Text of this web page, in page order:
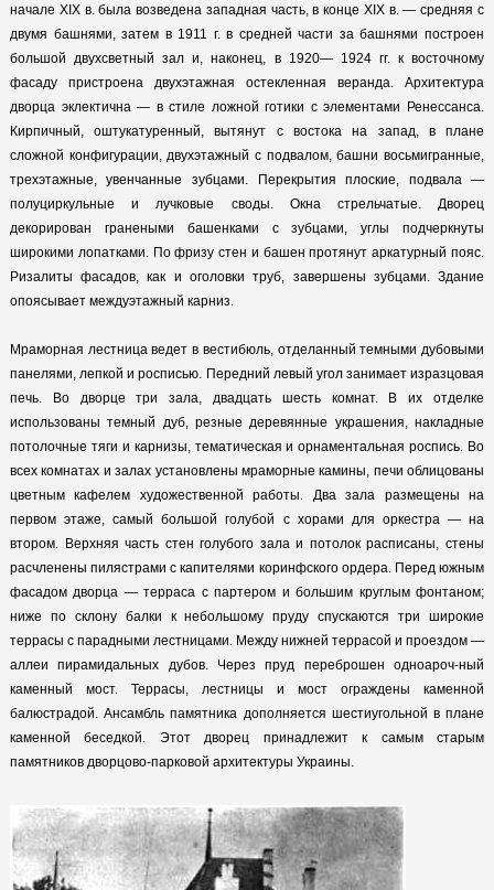
начале XIX в. была возведена западная часть, в конце XIX в. — средняя с
двумя башнями, затем в 1911 г. в средней части за башнями построен
большой двухсветный зал и, наконец, в 1920— 1924 гг. к восточному
фасаду пристроена двухэтажная остекленная веранда. Архитектура
дворца эклектична — в стиле ложной готики с элементами Ренессанса.
Кирпичный, оштукатуренный, вытянут с востока на запад, в плане
сложной конфигурации, двухэтажный с подвалом, башни восьмигранные,
трехэтажные, увенчанные зубцами. Перекрытия плоские, подвала —
полуциркульные и лучковые своды. Окна стрельчатые. Дворец
декорирован гранеными башенками с зубцами, углы подчеркнуты
широкими лопатками. По фризу стен и башен протянут аркатурный пояс.
Ризалиты фасадов, как и оголовки труб, завершены зубцами. Здание
опоясывает междуэтажный карниз.
Мраморная лестница ведет в вестибюль, отделанный темными дубовыми
панелями, лепкой и росписью. Передний левый угол занимает изразцовая
печь. Во дворце три зала, двадцать шесть комнат. В их отделке
использованы темный дуб, резные деревянные украшения, накладные
потолочные тяги и карнизы, тематическая и орнаментальная роспись. Во
всех комнатах и залах установлены мраморные камины, печи облицованы
цветным кафелем художественной работы. Два зала размещены на
первом этаже, самый большой голубой с хорами для оркестра — на
втором. Верхняя часть стен голубого зала и потолок расписаны, стены
расчленены пилястрами с капителями коринфского ордера. Перед южным
фасадом дворца — терраса с партером и большим круглым фонтаном;
ниже по склону балки к небольшому пруду спускаются три широкие
террасы с парадными лестницами. Между нижней террасой и проездом —
аллеи пирамидальных дубов. Через пруд переброшен одноароч-ный
каменный мост. Террасы, лестницы и мост ограждены каменной
балюстрадой. Ансамбль памятника дополняется шестиугольной в плане
каменной беседкой. Этот дворец принадлежит к самым старым
памятников дворцово-парковой архитектуры Украины.